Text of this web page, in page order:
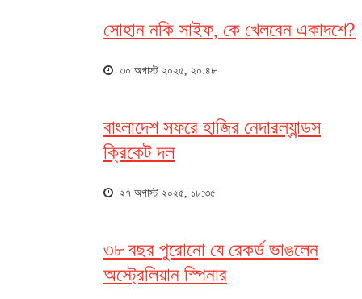
সোহান নকি সাইফ, কে খেলবেন একাদশে?
৩০ অগাস্ট ২০২৫, ২০:৪৮
বাংলাদেশ সফরে হাজির নেদারল্যান্ডস
ক্রিকেট দল
২৭ অগাস্ট ২০২৫, ১৮:৩৫
৩৮ বছর পুরোনো যে রেকর্ড ভাঙলেন
অস্ট্রেলিয়ান স্পিনার